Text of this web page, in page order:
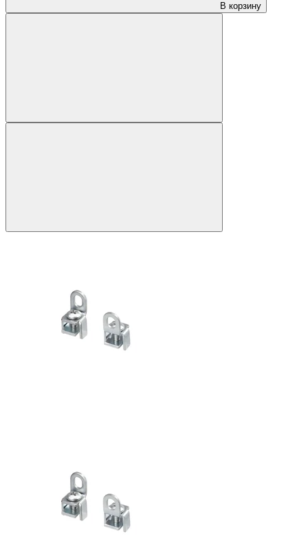
В корзину